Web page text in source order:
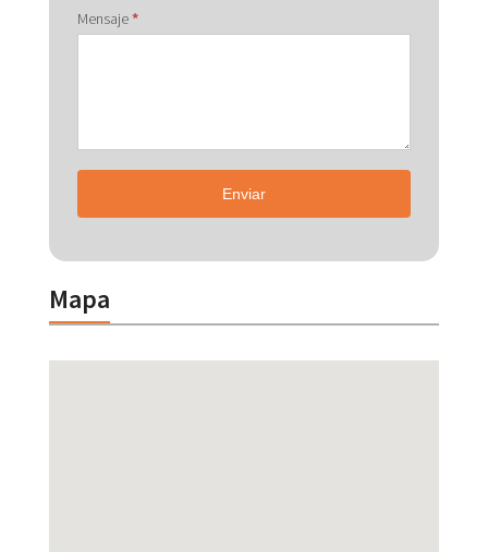
Mensaje*
Enviar
Mapa